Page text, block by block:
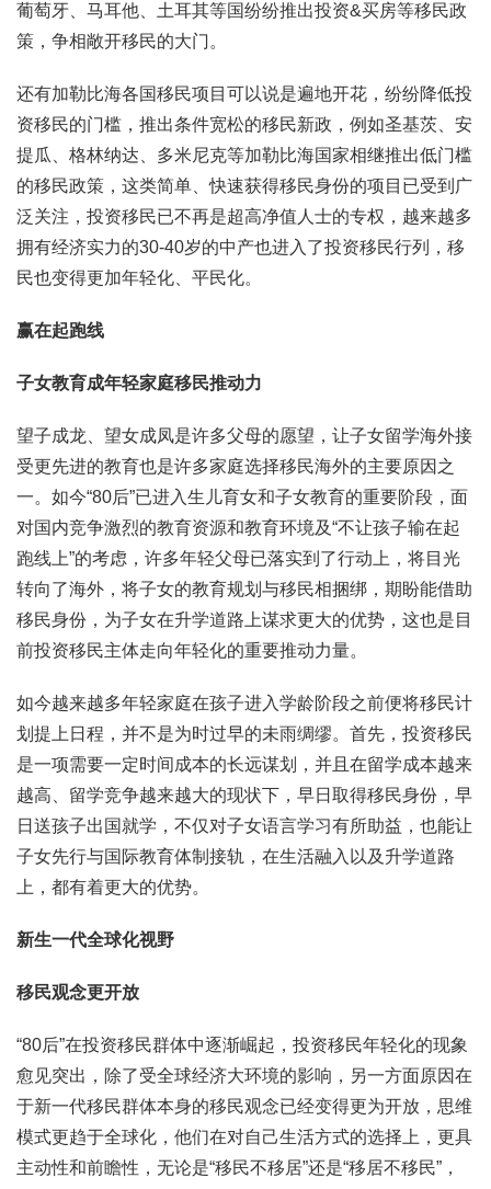
葡萄牙、马耳他、土耳其等国纷纷推出投资&买房等移民政
策，争相敞开移民的大门。
还有加勒比海各国移民项目可以说是遍地开花，纷纷降低投
资移民的门槛，推出条件宽松的移民新政，例如圣基茨、安
提瓜、格林纳达、多米尼克等加勒比海国家相继推出低门槛
的移民政策，这类简单、快速获得移民身份的项目已受到广
泛关注，投资移民已不再是超高净值人士的专权，越来越多
拥有经济实力的30-40岁的中产也进入了投资移民行列，移
民也变得更加年轻化、平民化。
赢在起跑线
子女教育成年轻家庭移民推动力
望子成龙、望女成凤是许多父母的愿望，让子女留学海外接
受更先进的教育也是许多家庭选择移民海外的主要原因之
一。如今“80后”已进入生儿育女和子女教育的重要阶段，面
对国内竞争激烈的教育资源和教育环境及“不让孩子输在起
跑线上”的考虑，许多年轻父母已落实到了行动上，将目光
转向了海外，将子女的教育规划与移民相捆绑，期盼能借助
移民身份，为子女在升学道路上谋求更大的优势，这也是目
前投资移民主体走向年轻化的重要推动力量。
如今越来越多年轻家庭在孩子进入学龄阶段之前便将移民计
划提上日程，并不是为时过早的未雨绸缪。首先，投资移民
是一项需要一定时间成本的长远谋划，并且在留学成本越来
越高、留学竞争越来越大的现状下，早日取得移民身份，早
日送孩子出国就学，不仅对子女语言学习有所助益，也能让
子女先行与国际教育体制接轨，在生活融入以及升学道路
上，都有着更大的优势。
新生一代全球化视野
移民观念更开放
“80后”在投资移民群体中逐渐崛起，投资移民年轻化的现象
愈见突出，除了受全球经济大环境的影响，另一方面原因在
于新一代移民群体本身的移民观念已经变得更为开放，思维
模式更趋于全球化，他们在对自己生活方式的选择上，更具
主动性和前瞻性，无论是“移民不移居”还是“移居不移民”，